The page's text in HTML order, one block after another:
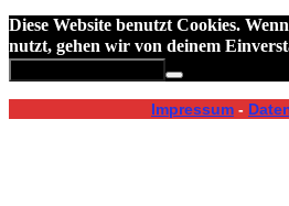
Diese Website benutzt Cookies.
nutzt, gehen wir von deinem
Impressum -